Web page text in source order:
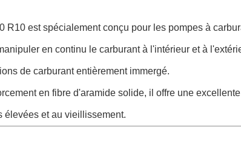
R10 est spécialement conçu pour les pompes à
en continu le carburant à l'intérieur et à
de carburant entièrement immergé.
en fibre d'aramide solide, il offre une
élevées et au vieillissement.